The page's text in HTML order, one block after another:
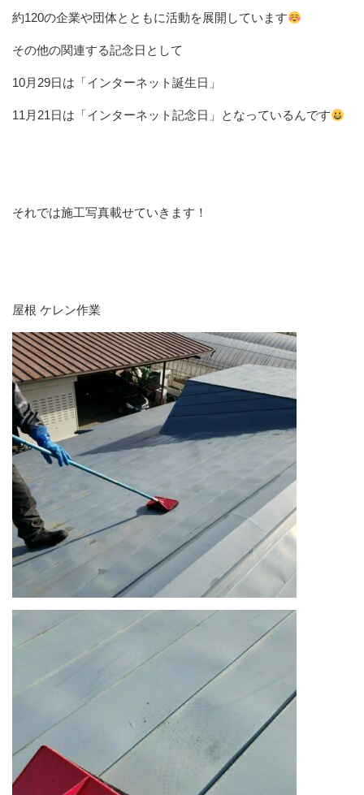
約120の企業や団体とともに活動を展開しています
その他の関連する記念日として
10月29日は「インターネット誕生日」
11月21日は「インターネット記念日」となっているんです
それでは施工写真載せていきます！
屋根 ケレン作業